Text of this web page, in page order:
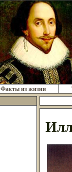
Факты из жизни